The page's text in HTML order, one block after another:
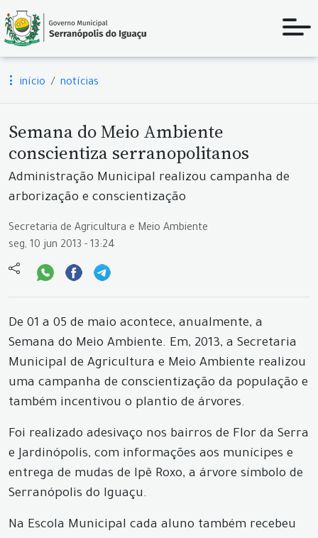
início notícias
Semana do Meio Ambiente
conscientiza serranopolitanos
Administração Municipal realizou campanha de
arborização e conscientização
Secretaria de Agricultura e Meio Ambiente
seg, 10 jun 2013 - 13:24
De 01 a 05 de maio acontece, anualmente, a
Semana do Meio Ambiente. Em, 2013, a Secretaria
Municipal de Agricultura e Meio Ambiente realizou
uma campanha de conscientização da população e
também incentivou o plantio de árvores.
Foi realizado adesivaço nos bairros de Flor da Serra
e Jardinópolis, com informações aos munícipes e
entrega de mudas de Ipê Roxo, a árvore símbolo de
Serranópolis do Iguaçu.
Na Escola Municipal cada aluno também recebeu